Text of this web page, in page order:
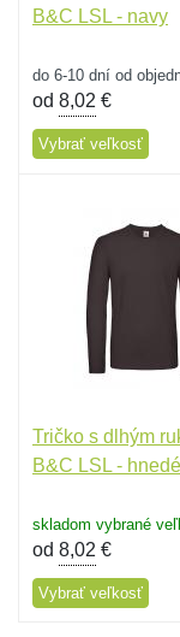
B&C LSL - navy
do 6-10 dní od
od 8,02 €
Vybrať veľkosť
Tričko s dlhým
B&C LSL - hnedé
skladom vybrané
od 8,02 €
Vybrať veľkosť